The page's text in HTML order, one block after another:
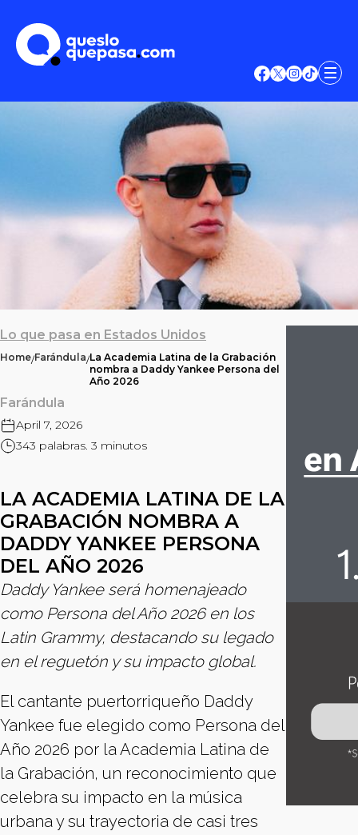
Lo que pasa en Estados Unidos
Home/Farándula/La Academia Latina de la Grabación
nombra a Daddy Yankee Persona del
Año 2026
Farándula
April 7, 2026
343 palabras. 3 minutos
LA ACADEMIA LATINA DE LA
GRABACIÓN NOMBRA A
DADDY YANKEE PERSONA
DEL AÑO 2026
Daddy Yankee será homenajeado
como Persona del Año 2026 en los
Latin Grammy, destacando su legado
en el reguetón y su impacto global.
El cantante puertorriqueño Daddy
Yankee fue elegido como Persona del
Año 2026 por la Academia Latina de
la Grabación, un reconocimiento que
celebra su impacto en la música
urbana y su trayectoria de casi tres